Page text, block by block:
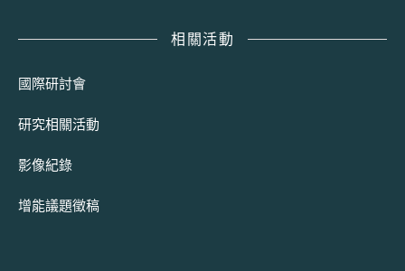
相關活動
國際研討會
研究相關活動
影像紀錄
增能議題徵稿